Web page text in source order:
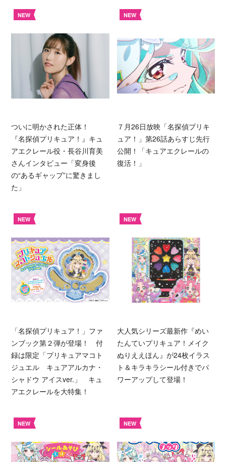
NEW
ついに明かされた正体！
『名探偵プリキュア！』キュ
アエクレール役・長谷川育美
さんインタビュー「変身後
の“あるギャップ”に驚きまし
た」
NEW
７月26日放映「名探偵プリキ
ュア！」第26話あらすじ先行
公開！「キュアエクレールの
復活！」
NEW
「名探偵プリキュア！」ファ
ンブック第２弾が登場！ 付
録は限定「プリキュアマコト
ジュエル キュアアルカナ・
シャドウ アイスver.」 キュ
アエクレールを大特集！
NEW
大人気シリーズ最新作『めい
たんていプリキュア！メイク
ぬりええほん』が24枚イラス
ト＆キラキラシール付きでパ
ワーアップして登場！
NEW NEW